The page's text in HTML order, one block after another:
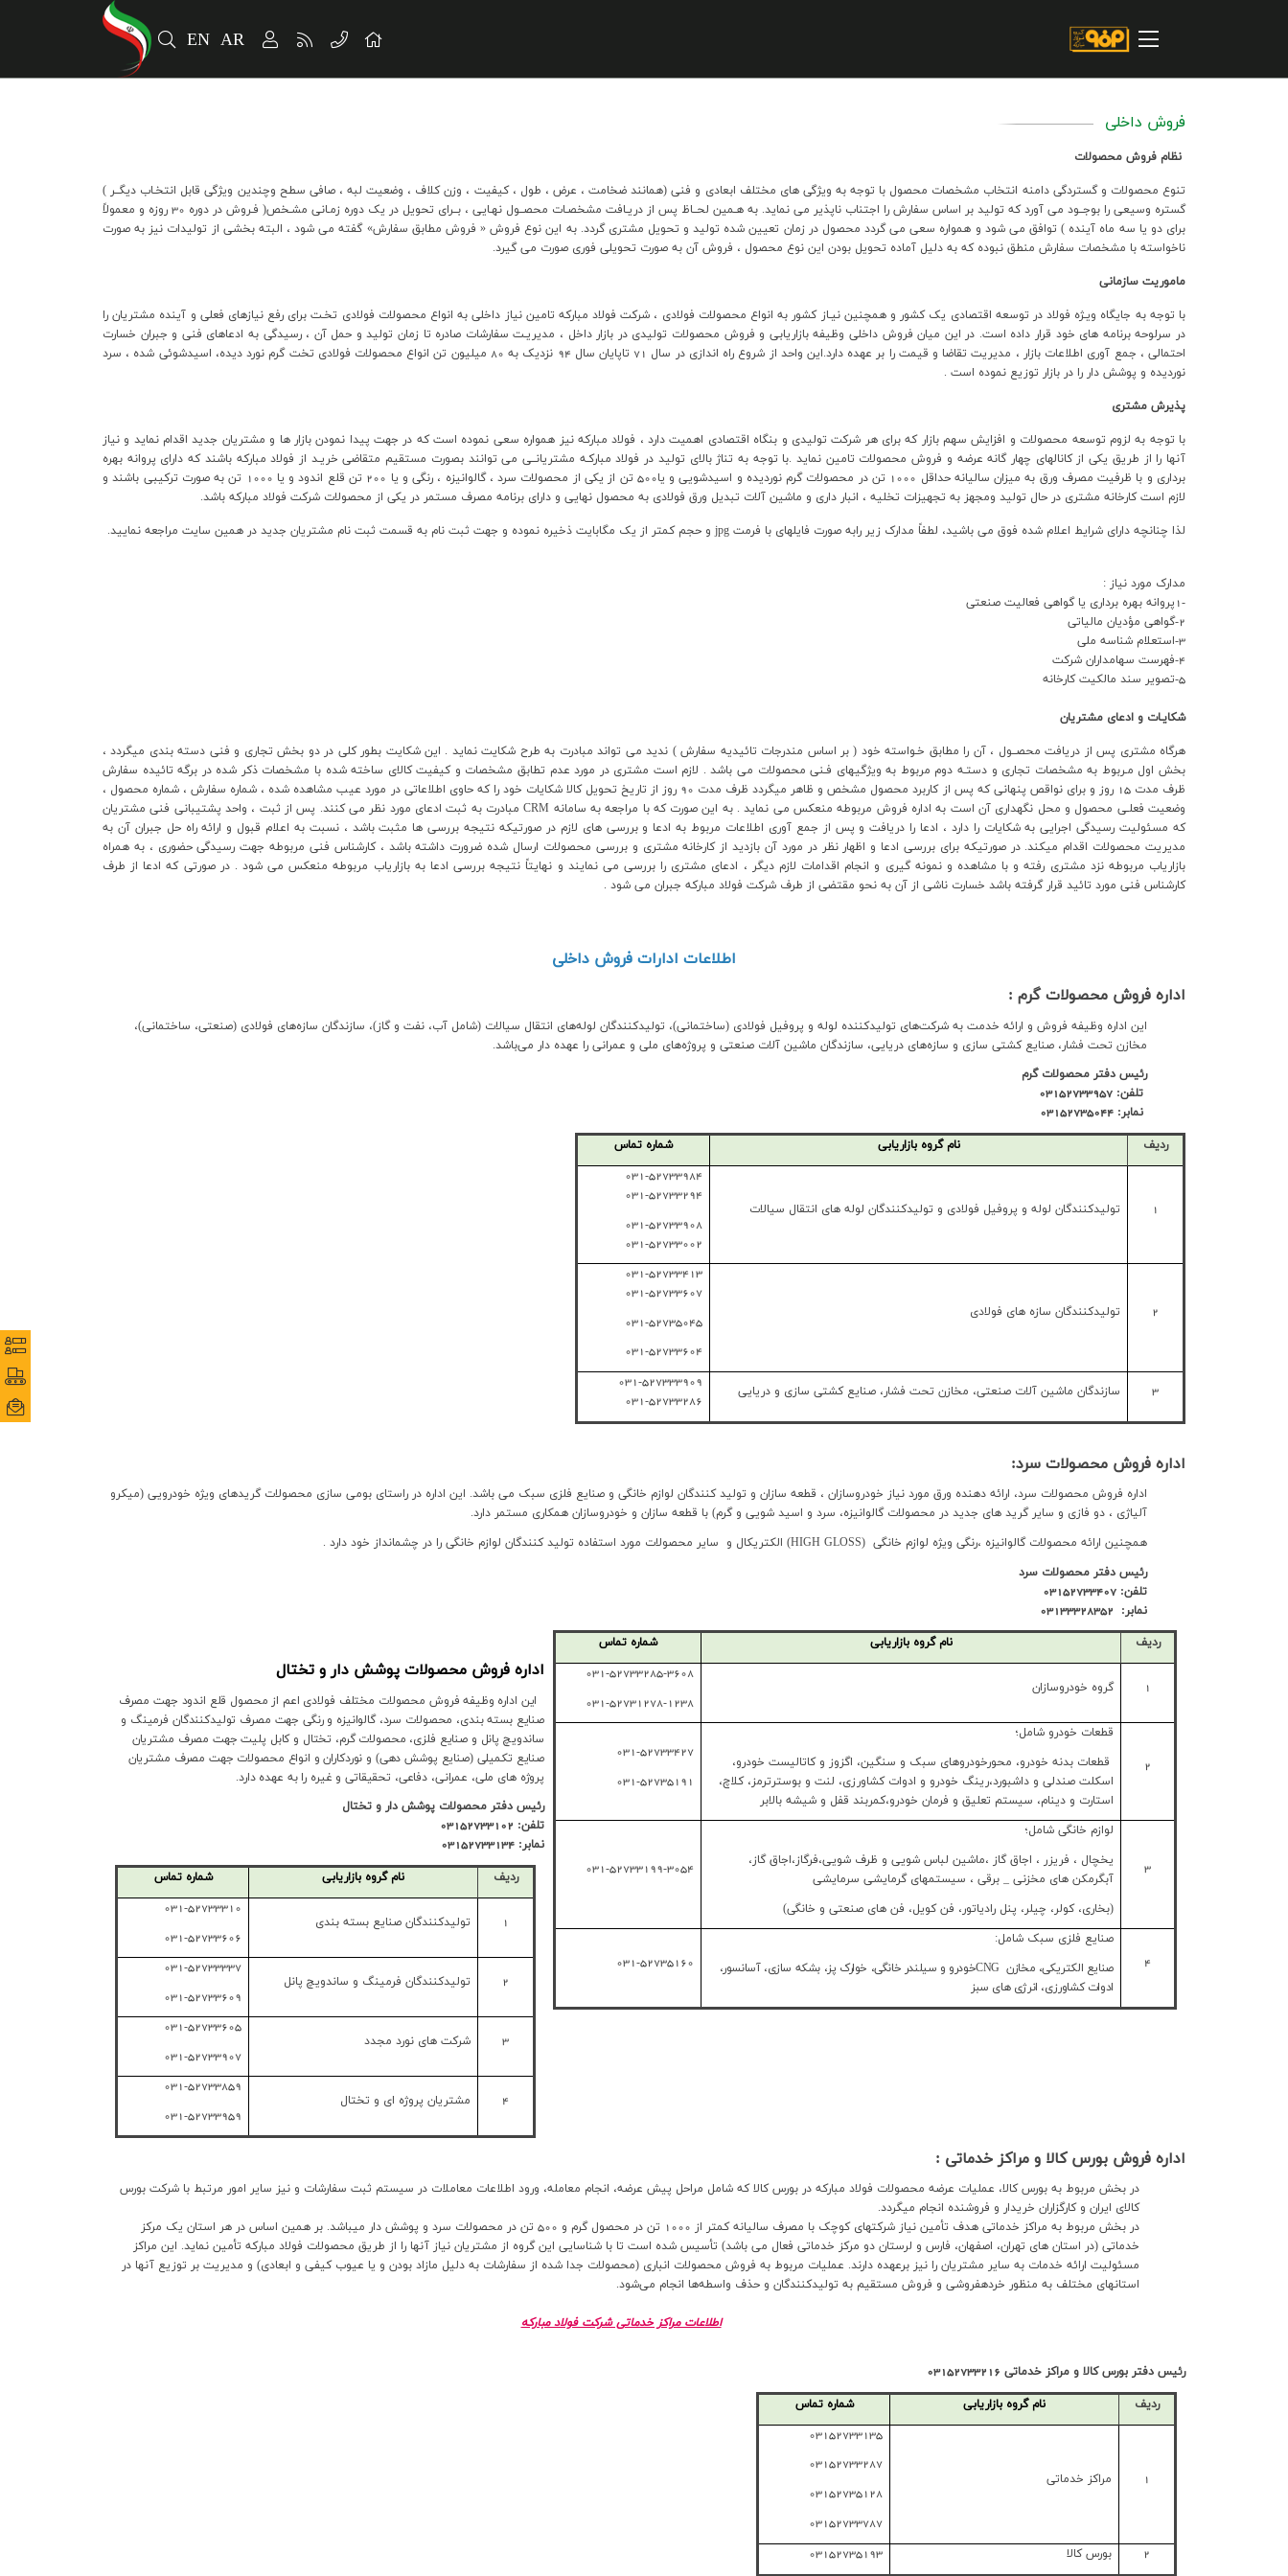
AR
EN درباره شرکت
خرید و تامین کنندگان
ارتباطات و توسعه برند سازمانی
پروژه های سرمایه گذاری
پایداری
سهامداران
ارتباط با ما
فروش داخلی
نظام فروش محصولات
تنوع محصولات و گستردگي دامنه انتخاب مشخصات محصول با توجه به ويژگي هاي مختلف ابعادي و فني (همانند ضخامت ، عرض ، طول ، کيفيت ، وزن کلاف ، وضعيت لبه ، صافي سطح وچندين ويژگي قابل انتخـاب ديگــر )
گستره وسيعي را بوجــود مي آورد که توليد بر اساس سفارش را اجتناب ناپذير مي نمايد. به هـمين لحــاظ پس از دريـافت مشخصـات محصــول نهـايي ، بــراي تحويل در يک دوره زمـاني مشـخص( فـروش در دوره 30 روزه و معمولاً
براي دو يا سه ماه آينده ) توافق مي شود و همواره سعي مي گردد محصول در زمان تعيين شده توليد و تحويل مشتري گردد. به اين نوع فروش « فروش مطابق سفارش» گفته مي شود ، البته بخشي از توليدات نيز به صورت
ناخواسته با مشخصات سفارش منطق نبوده که به دليل آماده تحويل بودن اين نوع محصول ، فروش آن به صورت تحويلي فوري صورت مي گيرد.
ماموريت سازماني
با توجه به جايگاه ويـژه فولاد در توسعه اقتصادي يک کشور و همچنين نيـاز کشور به انواع محصولات فولادي ، شرکت فولاد مبارکه تامين نياز داخلي به انواع محصولات فولادي تخـت براي رفع نيازهاي فعلي و آينده مشتريان را
در سرلوحه برنامه هاي خود قرار داده است. در اين ميان فروش داخلي وظيفه بازاريابي و فروش محصولات توليدي در بازار داخل ، مديريـت سفارشات صادره تا زمان توليد و حمل آن ، رسيدگي به ادعاهاي فني و جبران خسارت
احتمالي ، جمع آوري اطلاعات بازار ، مديريت تقاضا و قيمت را بر عهده دارد.اين واحد از شروع راه اندازي در سال 71 تاپايان سال 94 نزديک به 80 ميليون تن انواع محصولات فولادي تخت گرم نورد ديده، اسيدشوئي شده ، سرد
نورديده و پوشش دار را در بازار توزيع نموده است .
پذيرش مشتري
با توجه به لزوم توسعه محصولات و افزايش سهم بازار که براي هر شرکت توليدي و بنگاه اقتصادي اهميت دارد ، فولاد مبارکه نيز همواره سعي نموده است که در جهت پيدا نمودن بازار ها و مشتريان جديد اقدام نمايد و نياز
آنها را از طريق يکي از کانالهاي چهار گانه عرضه و فروش محصولات تامين نمايد .با توجه به تناژ بالاي توليد در فولاد مبارکـه مشتريانــي مي توانند بصورت مستقيم متقاضي خريـد از فولاد مبارکه باشند که داراي پروانه بهره
برداري و با ظرفيت مصرف ورق به ميزان ساليانه حداقل 1000 تن در محصولات گرم نورديده و اسيدشويي و يا500 تن از يکي از محصولات سرد ، گالوانيزه ، رنگي و یا 200 تن قلع اندود و يا 1000 تن به صورت ترکيبي باشند و
لازم است کارخانه مشتري در حال توليد ومجهز به تجهيزات تخليه ، انبار داري و ماشين آلات تبديل ورق فولادي به محصول نهايي و داراي برنامه مصرف مستمر در يکي از محصولات شرکت فولاد مبارکه باشد.
لذا چنانچه داراي شرايط اعلام شده فوق مي باشيد، لطفاً مدارک زیر رابه صورت فایلهای با فرمت jpg و حجم کمتر از یک مگابایت ذخیره نموده و جهت ثبت نام به قسمت ثبت نام مشتریان جدید در همین سایت مراجعه نمایید.
مدارک مورد نياز :‌
-1پروانه بهره برداري يا گواهي فعاليت صنعتي
2-گواهي مؤديان مالیاتی
3-استعلام شناسه ملي
4-فهرست سهامداران شرکت
5-تصویر سند مالکیت کارخانه
شكايـات و ادعاي مشتريان
هرگاه مشتري پس از دريافت محصــول ، آن را مطابق خـواسته خود ( بر اساس مندرجات تائيديه سفارش ) نديد مي تواند مبادرت به طرح شكايت نمايد . اين شكايت بطور كلي در دو بخش تجاري و فني دسته بندي ميگردد ،
بخش اول مـربوط به مشخصات تجاري و دستـه دوم مربوط به ويژگيهاي فـني محصولات مي باشد . لازم است مشتري در مورد عدم تطابق مشخصات و کيفيت کالاي ساخته شده با مشخصات ذکر شده در برگه تائيده سفارش
ظرف مدت 15 روز و براي نواقص پنهاني که پس از کاربرد محصول مشخص و ظاهر ميگردد ظرف مدت 90 روز از تاريخ تحويل کالا شكايات خود را كه حاوي اطلاعاتي در مورد عيب مشاهده شده ، شماره سفارش ، شماره محصول ،
وضعيت فعلـي محصول و محل نگهداري آن است به اداره فروش مربوطه منعكس مي نمايد . به این صورت که با مراجعه به سامانه CRM مبادرت به ثبت ادعای مورد نظر می کنند. پس از ثبت ، واحد پشتيباني فني مشتريان
كه مسئوليت رسيدگي اجرايي به شكايات را دارد ، ادعا را دريافت و پس از جمع آوري اطلاعات مربوط به ادعا و بررسي هاي لازم در صورتيكه نتيجه بررسي ها مثبت باشد ، نسبت به اعلام قبول و ارائه راه حل جبران آن به
مديريت محصولات اقدام ميكند. در صورتيكه براي بررسي ادعا و اظهار نظر در مورد آن بازديد از كارخانه مشتري و بررسي محصولات ارسال شده ضرورت داشته باشد ، كارشناس فني مربوطه جهت رسيدگي حضوري ، به همراه
بازارياب مربوطه نزد مشتري رفته و با مشاهده و نمونه گيري و انجام اقدامات لازم ديگر ، ادعای مشتري را بررسي مي نمايند و نهايتاً نتيجه بررسي ادعا به بازارياب مربوطه منعکس مي شود . در صورتي که ادعا از طرف
کارشناس فني مورد تائيد قرار گرفته باشد خسارت ناشي از آن به نحو مقتضي از طرف شرکت فولاد مبارکه جبران مي شود .
اطلاعات ادارات فروش داخلی
اداره فروش محصولات گرم :
این اداره وظیفه فروش و ارائه خدمت به شرکت‌های تولیدکننده لوله و پروفیل فولادی (ساختمانی)، تولیدکنندگان لوله‌های انتقال سیالات (شامل آب، نفت و گاز)، سازندگان سازه‌های فولادی (صنعتی، ساختمانی)،
مخازن تحت فشار، صنایع کشتی سازی و سازه‌های دریایی، سازندگان ماشین آلات صنعتی و پروژه‌های ملی و عمرانی را عهده دار می‌باشد.
رئیس دفتر محصولات گرم
تلفن: 03152733957
نمابر: 03152735044
ردیف نام گروه بازاریابی شماره تماس
1 تولیدکنندگان لوله و پروفیل فولادی و تولیدکنندگان لوله های انتقال سیالات
031-52733984
031-52733294
031-52733908
031-52733002
2 تولیدکنندگان سازه های فولادی
031-52733413
031-52733607
031-52735045
031-52733604
3 سازندگان ماشین آلات صنعتی، مخازن تحت فشار، صنایع کشتی سازی و دریایی
031-527333909
031-52733286
اداره فروش محصولات سرد:
اداره فروش محصولات سرد، ارائه دهنده ورق مورد نیاز خودروسازان ، قطعه سازان و تولید کنندگان لوازم خانگی و صنایع فلزی سبک می باشد. این اداره در راستای بومی سازی محصولات گریدهای ویژه خودرویی (میکرو
آلیاژی ، دو فازی و سایر گرید های جدید در محصولات گالوانیزه، سرد و اسید شویی و گرم) با قطعه سازان و خودروسازان همکاری مستمر دارد.
همچنین ارائه محصولات گالوانیزه ،رنگی ویژه لوازم خانگی (HIGH GLOSS) الکتریکال و سایر محصولات مورد استفاده تولید کنندگان لوازم خانگی را در چشم­انداز خود دارد .
رئیس دفتر محصولات سرد
تلفن: 03152733407
نمابر: 03133328352
ردیف نام گروه بازاریابی شماره تماس
1 گروه خودروسازان
031-52733285-3608
031-52731278-1238
2
قطعات خودرو شامل؛
قطعات بدنه خودرو، محورخودروهای سبک و سنگین، اگزوز و کاتالیست خودرو،
اسکلت صندلی و داشبورد،رینگ خودرو و ادوات کشاورزی، لنت و بوسترترمز، کلاچ،
استارت و دینام، سیستم تعلیق و فرمان خودرو،کمربند قفل و شیشه بالابر
031-52733427
031-52735191
3
لوازم خانگی شامل؛
یخچال ، فریزر ، اجاق گاز ،ماشین لباس شویی و ظرف شویی،فرگاز،اجاق گاز،
آبگرمکن های مخزنی _ برقی ، سیستمهای گرمایشی سرمایشی
(بخاری، کولر، چیلر، پنل رادیاتور، فن کویل، فن های صنعتی و خانگی)
031-52733199-3054
4
صنایع فلزی سبک شامل:
صنایع الکتریکی، مخازن CNGخودرو و سیلندر خانگی، خوارک پز، بشکه سازی، آسانسور،
ادوات کشاورزی، انرژی های سبز
031-52735160
اداره فروش محصولات پوشش دار و تختال
این اداره وظیفه فروش محصولات مختلف فولادی اعم از محصول قلع اندود جهت مصرف
صنایع بسته بندی، محصولات سرد، گالوانیزه و رنگی جهت مصرف تولیدکنندگان فرمینگ و
ساندویچ پانل و صنایع فلزی، محصولات گرم، تختال و کابل پلیت جهت مصرف مشتریان
صنایع تکمیلی (صنایع پوشش دهی) و نوردکاران و انواع محصولات جهت مصرف مشتریان
پروژه های ملی، عمرانی، دفاعی، تحقیقاتی و غیره را به عهده دارد.
رئیس دفتر محصولات پوشش دار و تختال
تلفن: 03152733102
نمابر: 03152733134
ردیف نام گروه بازاریابی شماره تماس
1 تولیدکنندگان صنایع بسته بندی
031-52733310
031-52733606
2 تولیدکنندگان فرمینگ و ساندویچ پانل
031-52733337
031-52733609
3 شرکت های نورد مجدد
031-52733605
031-52733907
4 مشتریان پروژه ای و تختال
031-52733859
031-52733959
اداره فروش بورس کالا و مراکز خدماتی :
در بخش مربوط به بورس کالا، عملیات عرضه محصولات فولاد مبارکه در بورس کالا که شامل مراحل پیش عرضه، انجام معامله، ورود اطلاعات معاملات در سیستم ثبت سفارشات و نیز سایر امور مرتبط با شرکت بورس
کالای ایران و کارگزاران خریدار و فروشنده انجام می­گردد.
در بخش مربوط به مراکز خدماتی هدف تأمین نیاز شرکت­های کوچک با مصرف سالیانه کمتر از 1000 تن در محصول گرم و 500 تن در محصولات سرد و پوشش دار می­باشد. بر همین اساس در هر استان یک مرکز
خدماتی (در استان های تهران، اصفهان، فارس و لرستان دو مرکز خدماتی فعال می باشد) تأسیس شده است تا با شناسایی این گروه از مشتریان نیاز آنها را از طریق محصولات فولاد مبارکه تأمین نماید. این مراکز
مسئولیت ارائه خدمات به سایر مشتریان را نیز برعهده دارند. عملیات مربوط به فروش محصولات انباری (محصولات جدا شده از سفارشات به دلیل مازاد بودن و یا عیوب کیفی و ابعادی) و مدیریت بر توزیع آنها در
استان­های مختلف به منظور خرده­فروشی و فروش مستقیم به تولیدکنندگان و حذف واسطه‌­ها انجام می‌­شود.
اطلاعات مراکز خدماتی شرکت فولاد مبارکه
رئیس دفتر بورس کالا و مراکز خدماتی 03152733216
ردیف نام گروه بازاریابی شماره تماس
1 مراکز خدماتی
03152733135
03152733287
03152735128
03152733787
2 بورس کالا 03152735193